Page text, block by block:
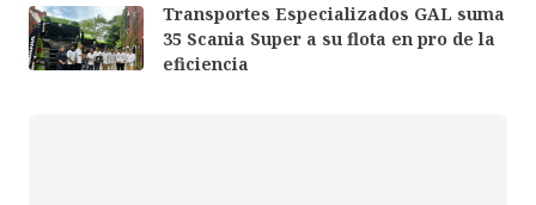
Transportes Especializados GAL suma
35 Scania Super a su flota en pro de la
eficiencia